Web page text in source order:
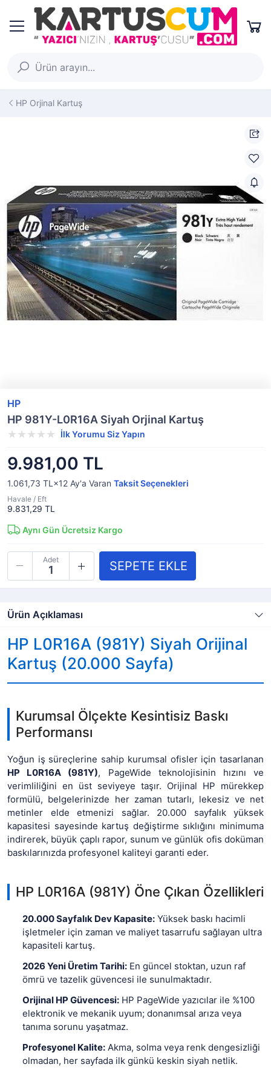
HP Orjinal Kartuş
HP
HP 981Y-L0R16A Siyah Orjinal Kartuş
İlk Yorumu Siz Yapın
9.981,00 TL
1.061,73 TL×12 Ay'a Varan Taksit Seçenekleri
Havale / Eft
9.831,29 TL
Aynı Gün Ücretsiz Kargo
Adet
Ürün Açıklaması
HP L0R16A (981Y) Siyah Orijinal
Kartuş (20.000 Sayfa)
Kurumsal Ölçekte Kesintisiz Baskı
Performansı
Yoğun iş süreçlerine sahip kurumsal ofisler için tasarlanan
HP L0R16A (981Y), PageWide teknolojisinin hızını ve
verimliliğini en üst seviyeye taşır. Orijinal HP mürekkep
formülü, belgelerinizde her zaman tutarlı, lekesiz ve net
metinler elde etmenizi sağlar. 20.000 sayfalık yüksek
kapasitesi sayesinde kartuş değiştirme sıklığını minimuma
indirerek, büyük çaplı rapor, sunum ve günlük ofis doküman
baskılarınızda profesyonel kaliteyi garanti eder.
HP L0R16A (981Y) Öne Çıkan Özellikleri
20.000 Sayfalık Dev Kapasite: Yüksek baskı hacimli
işletmeler için zaman ve maliyet tasarrufu sağlayan ultra
kapasiteli kartuş.
2026 Yeni Üretim Tarihi: En güncel stoktan, uzun raf
ömrü ve tazelik güvencesi ile sunulmaktadır.
Orijinal HP Güvencesi: HP PageWide yazıcılar ile %100
elektronik ve mekanik uyum; donanımsal arıza veya
tanıma sorunu yaşatmaz.
Profesyonel Kalite: Akma, solma veya renk dengesizliği
olmadan, her sayfada ilk günkü keskin siyah netlik.